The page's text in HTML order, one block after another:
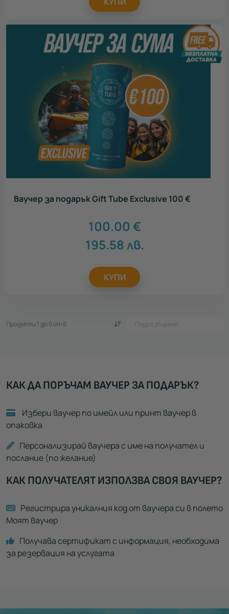
Ваучер за подарък Gift Tube Exclusive 100 €
100.00 €
195.58 лв.
КУПИ
Продукти 1 до 6 от 6
КАК ДА ПОРЪЧАМ ВАУЧЕР ЗА ПОДАРЪК?
Избери ваучер по имейл или принт ваучер в
опаковка
Персонализирай ваучера с име на получател и
послание (по желание)
КАК ПОЛУЧАТЕЛЯТ ИЗПОЛЗВА СВОЯ ВАУЧЕР?
Регистрира уникалния код от ваучера си в полето
Моят ваучер
Получава сертификат с информация, необходима
за резервация на услугата